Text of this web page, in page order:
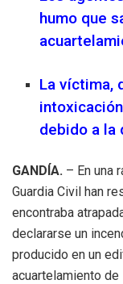
humo que
La víctima,
debido a la
GANDÍA. – En una
Guardia Civil han
encontraba
declararse un
producido en un
acuartelamiento de